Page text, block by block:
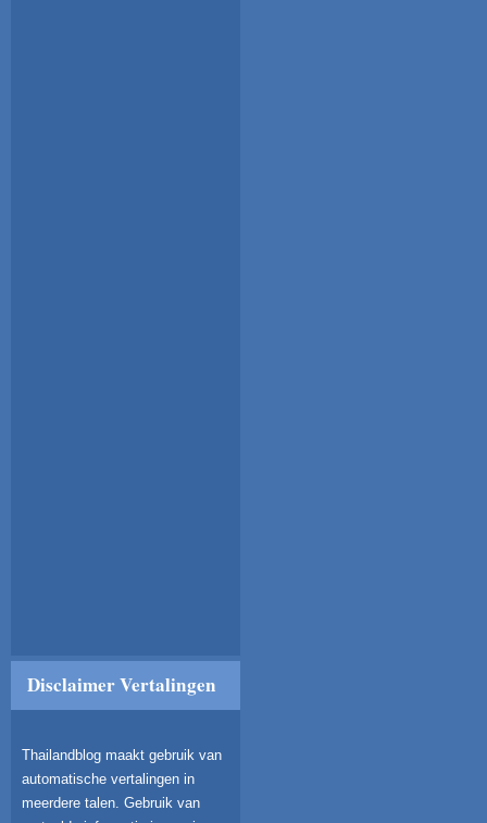
Disclaimer Vertalingen
Thailandblog maakt gebruik van
automatische vertalingen in
meerdere talen. Gebruik van